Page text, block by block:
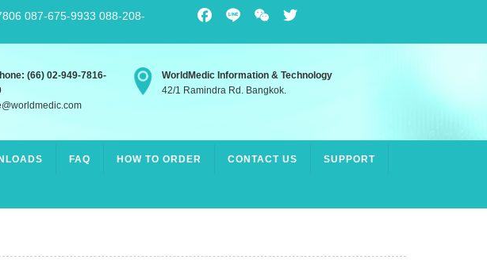
087-675-9933 088-208-
(66) 02-949-7816-
WorldMedic Information & Technology
42/1 Ramindra Rd. Bangkok.
FAQ HOW TO ORDER CONTACT US SUPPORT